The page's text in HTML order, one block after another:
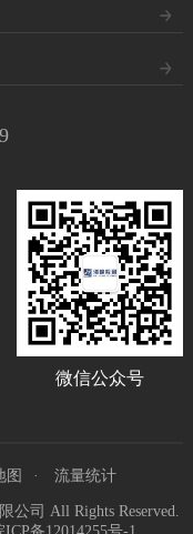
微信公众号
图 流量统计
公司 All Rights Reserved.